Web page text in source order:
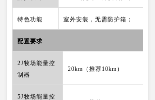
特色功能 室外安装，无需防护箱；
配置要求
2J牧场能量控
制器
20km（推荐10km）
5J牧场能量控